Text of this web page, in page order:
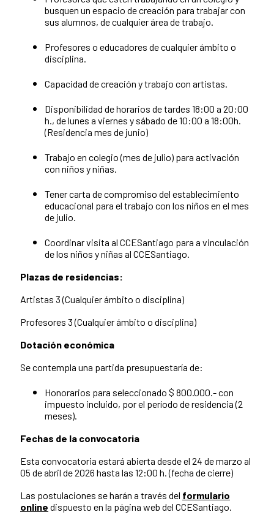
busquen un espacio de creación para trabajar con
sus alumnos, de cualquier área de trabajo.
Profesores o educadores de cualquier ámbito o
disciplina.
Capacidad de creación y trabajo con artistas.
Disponibilidad de horarios de tardes 18:00 a 20:00
h., de lunes a viernes y sábado de 10:00 a 18:00h.
(Residencia mes de junio)
Trabajo en colegio (mes de julio) para activación
con niños y niñas.
Tener carta de compromiso del establecimiento
educacional para el trabajo con los niños en el mes
de julio.
Coordinar visita al CCESantiago para a vinculación
de los niños y niñas al CCESantiago.
Plazas de residencias:
Artistas 3 (Cualquier ámbito o disciplina)
Profesores 3 (Cualquier ámbito o disciplina)
Dotación económica
Se contempla una partida presupuestaría de:
Honorarios para seleccionado $ 800.000.- con
impuesto incluido, por el período de residencia (2
meses).
Fechas de la convocatoria
Esta convocatoria estará abierta desde el 24 de marzo al
05 de abril de 2026 hasta las 12:00 h. (fecha de cierre)
Las postulaciones se harán a través del formulario
online dispuesto en la página web del CCESantiago.